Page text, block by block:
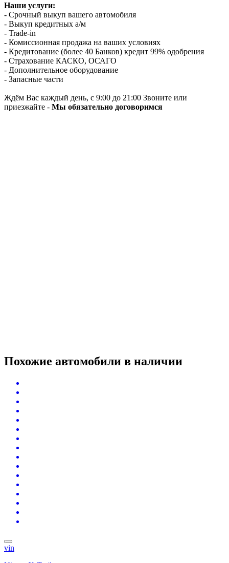
Наши услуги:
- Срочный выкуп вашего автомобиля
- Выкуп кредитных а/м
- Trade-in
- Комиссионная продажа на ваших условиях
- Кредитование (более 40 Банков) кредит 99% одобрения
- Страхование КАСКО, ОСАГО
- Дополнительное оборудование
- Запасные части
Ждём Вас каждый день, с 9:00 до 21:00 Звоните или
приезжайте - Мы обязательно договоримся
Похожие автомобили в наличии
vin